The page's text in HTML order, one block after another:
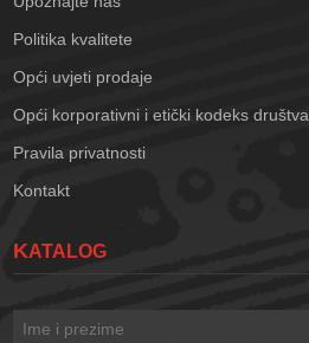
Politika kvalitete
Opći uvjeti prodaje
Opći korporativni i etički kodeks društva
Pravila privatnosti
Kontakt
KATALOG